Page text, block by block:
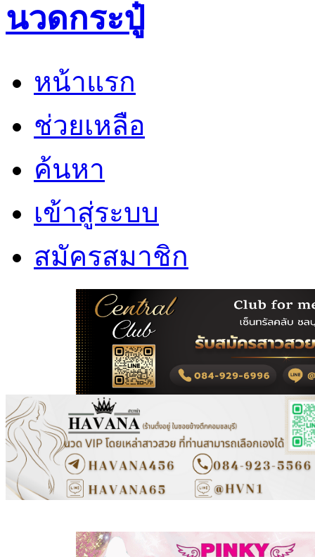
นวดกระปู๋
หน้าแรก
ช่วยเหลือ
ค้นหา
เข้าสู่ระบบ
สมัครสมาชิก